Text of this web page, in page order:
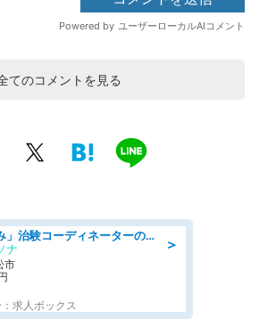
てのコメントを見る
＞
「土日祝休み」治験コーディネーターのお仕事/未経験OK
ナ
市
求人ボックス